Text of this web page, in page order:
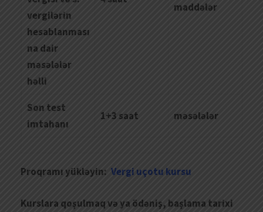
vergilərin
hesablanması
na dair
məsələlər
həlli
maddələr
Son test
imtahanı
1+3 saat məsələlər
Proqramı yükləyin: Vergi uçotu kursu
Kurslara qoşulmaq və ya ödəniş, başlama tarixi